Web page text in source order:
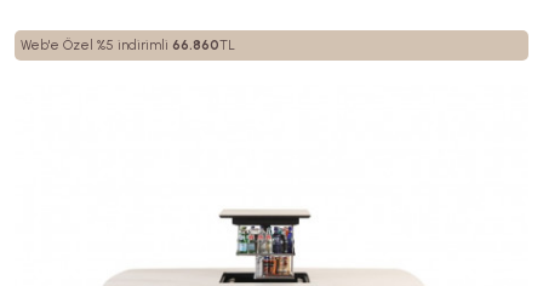
Web'e Özel %5 indirimli 66.860TL